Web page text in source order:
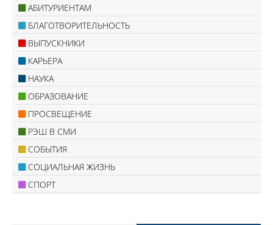
АБИТУРИЕНТАМ
БЛАГОТВОРИТЕЛЬНОСТЬ
ВЫПУСКНИКИ
КАРЬЕРА
НАУКА
ОБРАЗОВАНИЕ
ПРОСВЕЩЕНИЕ
РЭШ В СМИ
СОБЫТИЯ
СОЦИАЛЬНАЯ ЖИЗНЬ
СПОРТ